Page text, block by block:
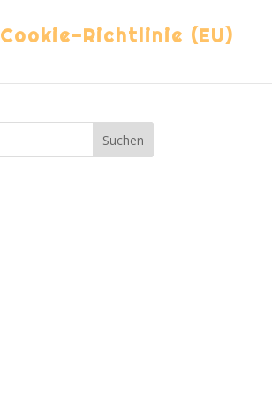
Cookie-Richtlinie (EU)
Suchen